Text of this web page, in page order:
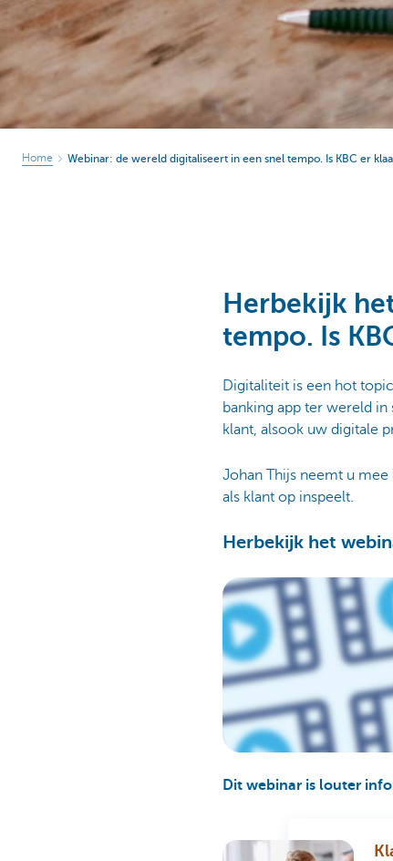
Home Webinar: de wereld digitaliseert in een snel tempo. Is KBC er
Herbekijk
tempo. Is
Digitaliteit is een hot
banking app ter wereld
klant, alsook uw digitale
Johan Thijs neemt u
als klant op inspeelt.
Herbekijk het
Dit webinar is louter